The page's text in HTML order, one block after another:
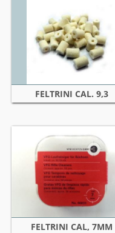
FELTRINI CAL. 9,3
FELTRINI CAL, 7MM